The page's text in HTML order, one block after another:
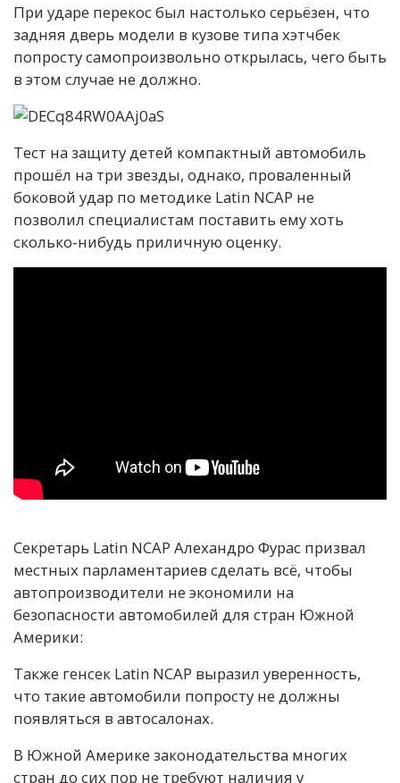
При ударе перекос был настолько серьёзен, что
задняя дверь модели в кузове типа хэтчбек
попросту самопроизвольно открылась, чего быть
в этом случае не должно.
Тест на защиту детей компактный автомобиль
прошёл на три звезды, однако, проваленный
боковой удар по методике Latin NCAP не
позволил специалистам поставить ему хоть
сколько-нибудь приличную оценку.
Секретарь Latin NCAP Алехандро Фурас призвал
местных парламентариев сделать всё, чтобы
автопроизводители не экономили на
безопасности автомобилей для стран Южной
Америки:
Также генсек Latin NCAP выразил уверенность,
что такие автомобили попросту не должны
появляться в автосалонах.
В Южной Америке законодательства многих
стран до сих пор не требуют наличия у